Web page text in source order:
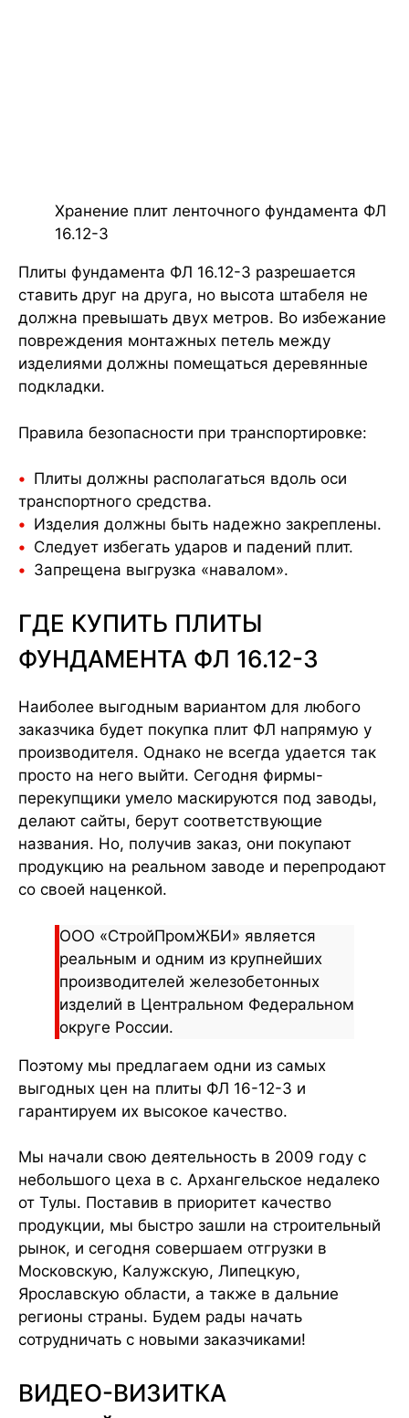
Хранение плит ленточного фундамента ФЛ
16.12-3
Плиты фундамента ФЛ 16.12-3 разрешается
ставить друг на друга, но высота штабеля не
должна превышать двух метров. Во избежание
повреждения монтажных петель между
изделиями должны помещаться деревянные
подкладки.
Правила безопасности при транспортировке:
Плиты должны располагаться вдоль оси
транспортного средства.
Изделия должны быть надежно закреплены.
Следует избегать ударов и падений плит.
Запрещена выгрузка «навалом».
ГДЕ КУПИТЬ ПЛИТЫ
ФУНДАМЕНТА ФЛ 16.12-3
Наиболее выгодным вариантом для любого
заказчика будет покупка плит ФЛ напрямую у
производителя. Однако не всегда удается так
просто на него выйти. Сегодня фирмы-
перекупщики умело маскируются под заводы,
делают сайты, берут соответствующие
названия. Но, получив заказ, они покупают
продукцию на реальном заводе и перепродают
со своей наценкой.
ООО «СтройПромЖБИ» является
реальным и одним из крупнейших
производителей железобетонных
изделий в Центральном Федеральном
округе России.
Поэтому мы предлагаем одни из самых
выгодных цен на плиты ФЛ 16-12-3 и
гарантируем их высокое качество.
Мы начали свою деятельность в 2009 году с
небольшого цеха в с. Архангельское недалеко
от Тулы. Поставив в приоритет качество
продукции, мы быстро зашли на строительный
рынок, и сегодня совершаем отгрузки в
Московскую, Калужскую, Липецкую,
Ярославскую области, а также в дальние
регионы страны. Будем рады начать
сотрудничать с новыми заказчиками!
ВИДЕО-ВИЗИТКА